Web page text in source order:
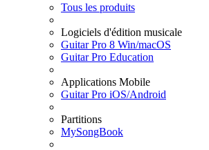
Tous les produits
Logiciels d'édition musicale
Guitar Pro 8 Win/macOS
Guitar Pro Education
Applications Mobile
Guitar Pro iOS/Android
Partitions
MySongBook